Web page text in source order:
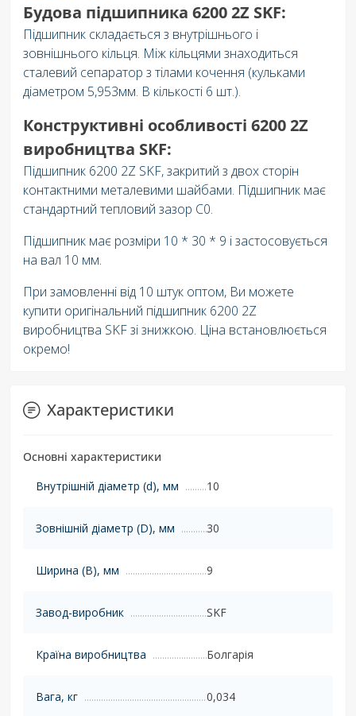
Будова підшипника 6200 2Z SKF:
Підшипник складається з внутрішнього і
зовнішнього кільця. Між кільцями знаходиться
сталевий сепаратор з тілами кочення (кульками
діаметром 5,953мм. В кількості 6 шт.).
Конструктивні особливості 6200 2Z
виробництва SKF:
Підшипник 6200 2Z SKF, закритий з двох сторін
контактними металевими шайбами. Підшипник має
стандартний тепловий зазор C0.
Підшипник має розміри 10 * 30 * 9 і застосовується
на вал 10 мм.
При замовленні від 10 штук оптом, Ви можете
купити оригінальний підшипник 6200 2Z
виробництва SKF зі знижкою. Ціна встановлюється
окремо!
Характеристики
Основні характеристики
Внутрішній діаметр (d), мм
10
Зовнішній діаметр (D), мм 30
Ширина (B), мм 9
Завод-виробник SKF
Країна виробництва Болгарія
Вага, кг 0,034